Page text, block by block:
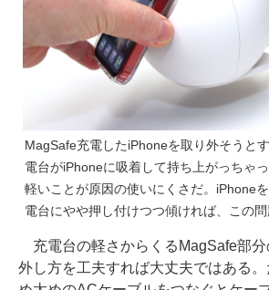
MagSafe充電したiPhoneを取り外そうと
電台がiPhoneに吸着して持ち上がっちゃ
軽いことが原因の使いにくさだ。iPhone
電台にやや押し付けつつ傾ければ、この問
充電台の軽さからくるMagSafe部分
外し方を工夫すれば大丈夫ではある